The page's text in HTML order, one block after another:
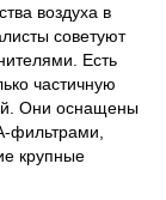
воздуха в
советуют
Есть
частичную
Они оснащены
фильтрами,
крупные